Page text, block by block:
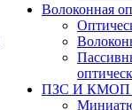
Волоконная
ПЗС И КМОП